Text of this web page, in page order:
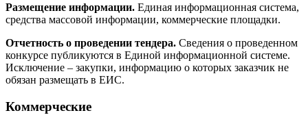
Размещение информации. Единая информационная система,
средства массовой информации, коммерческие площадки.
Отчетность о проведении тендера. Сведения о проведенном
конкурсе публикуются в Единой информационной системе.
Исключение – закупки, информацию о которых заказчик не
обязан размещать в ЕИС.
Коммерческие